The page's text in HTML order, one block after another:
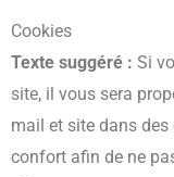
Cookies
Texte suggéré : Si
site, il vous sera
mail et site dans des
confort afin de ne